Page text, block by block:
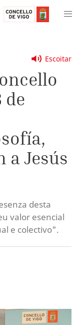
Escoitar
de
a Jesús
desta
valor esencial
e colectivo".